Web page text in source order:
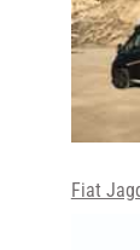
Fiat